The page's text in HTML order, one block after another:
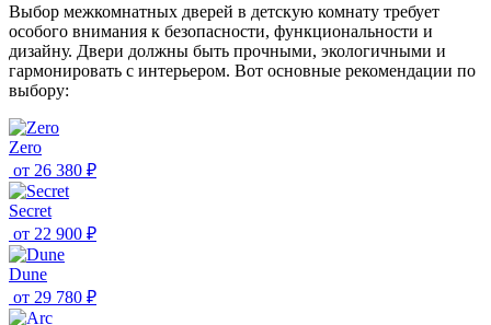
Выбор межкомнатных дверей в детскую комнату требует
особого внимания к безопасности, функциональности и
дизайну. Двери должны быть прочными, экологичными и
гармонировать с интерьером. Вот основные рекомендации по
выбору:
Zero
от 26 380 ₽
Secret
от 22 900 ₽
Dune
от 29 780 ₽